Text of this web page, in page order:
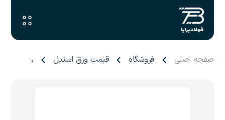
صفحه اصلی فروشگاه قیمت ورق استیل ورق ۲ میل فولاد سبا